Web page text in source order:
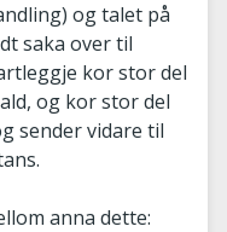
og talet på
saka over til
kor stor del
og kor stor del
sender vidare til
anna dette: